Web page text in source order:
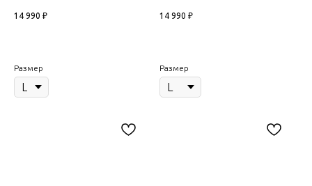
14 990 ₽
Размер
14 990 ₽
Размер